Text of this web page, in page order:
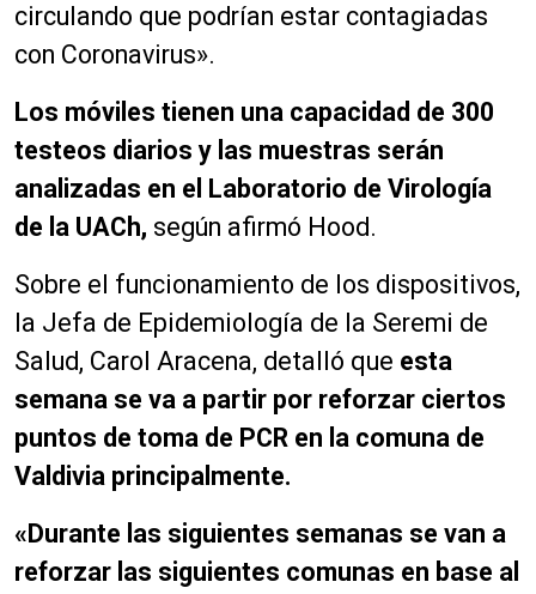
circulando que podrían estar contagiadas
con Coronavirus».
Los móviles tienen una capacidad de 300
testeos diarios y las muestras serán
analizadas en el Laboratorio de Virología
de la UACh, según afirmó Hood.
Sobre el funcionamiento de los dispositivos,
la Jefa de Epidemiología de la Seremi de
Salud, Carol Aracena, detalló que esta
semana se va a partir por reforzar ciertos
puntos de toma de PCR en la comuna de
Valdivia principalmente.
«Durante las siguientes semanas se van a
reforzar las siguientes comunas en base al